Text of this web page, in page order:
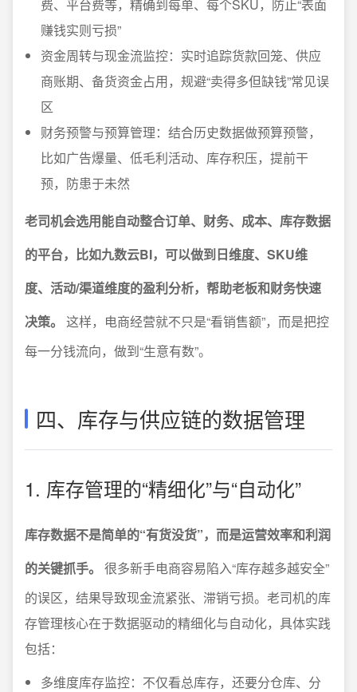
费、平台费等，精确到每单、每个SKU，防止“表面
赚钱实则亏损”
资金周转与现金流监控：实时追踪货款回笼、供应
商账期、备货资金占用，规避“卖得多但缺钱”常见误
区
财务预警与预算管理：结合历史数据做预算预警，
比如广告爆量、低毛利活动、库存积压，提前干
预，防患于未然
老司机会选用能自动整合订单、财务、成本、库存数据
的平台，比如九数云BI，可以做到日维度、SKU维
度、活动/渠道维度的盈利分析，帮助老板和财务快速
决策。
这样，电商经营就不只是“看销售额”，而是把控
每一分钱流向，做到“生意有数”。
四、库存与供应链的数据管理
1. 库存管理的“精细化”与“自动化”
库存数据不是简单的“有货没货”，而是运营效率和利润
的关键抓手。
很多新手电商容易陷入“库存越多越安全”
的误区，结果导致现金流紧张、滞销亏损。老司机的库
存管理核心在于数据驱动的精细化与自动化，具体实践
包括：
多维度库存监控：不仅看总库存，还要分仓库、分